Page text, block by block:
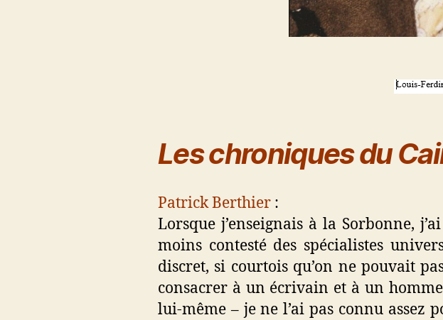
Les chroniques du
Patrick Berthier :
Lorsque j’enseignais à la Sorbonne,
moins contesté des spécialistes
discret, si courtois qu’on ne pouvait
consacrer à un écrivain et à un
lui-même – je ne l’ai pas connu assez